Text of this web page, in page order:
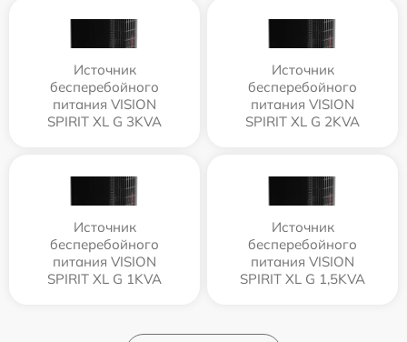
Источник
бесперебойного
питания VISION
SPIRIT XL G 3KVA
Источник
бесперебойного
питания VISION
SPIRIT XL G 2KVA
Источник
бесперебойного
питания VISION
SPIRIT XL G 1KVA
Источник
бесперебойного
питания VISION
SPIRIT XL G 1,5KVA